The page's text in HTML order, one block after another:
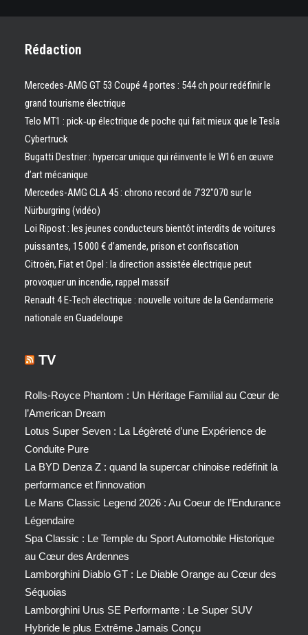
Rédaction
Mercedes-AMG GT 53 Coupé 4 portes : 544 ch pour redéfinir le
grand tourisme électrique
Telo MT1 : pick‑up électrique de poche qui fait mieux que le Tesla
Cybertruck
Bugatti Destrier : hypercar unique qui réinvente le W16 en œuvre
d’art mécanique
Mercedes-AMG CLA 45 : chrono record de 7’32″070 sur le
Nürburgring (vidéo)
Loi Ripost : les jeunes conducteurs bientôt interdits de voitures
puissantes, 15 000 € d’amende, prison et confiscation
Citroën, Fiat et Opel : la direction assistée électrique peut
provoquer un incendie, rappel massif
Renault 4 E-Tech électrique : nouvelle voiture de la Gendarmerie
nationale en Guadeloupe
TV
Rolls-Royce Phantom : Un Héritage Familial au Cœur de
l’American Dream
Lotus Super Seven : La Légèreté d’une Expérience de
Conduite Pure
La BYD Denza Z : quand la supercar chinoise redéfinit la
performance et l’innovation
Le Mans Classic Legend 2026 : Au Coeur de l’Endurance
Légendaire
Spa Classic : Le Temple du Sport Automobile Historique
au Cœur des Ardennes
Lamborghini Diablo GT : Le Diable Orange au Cœur des
Séquoias
Lamborghini Urus SE Performante : Le Super SUV
Hybride le plus Extrême Jamais Conçu